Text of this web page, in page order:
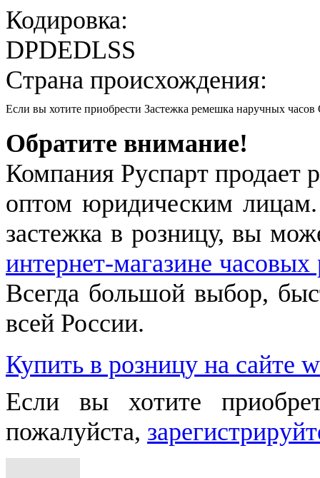
Кодировка:
DPDEDLSS
Страна происхождения:
Если вы хотите приобрести Застежка ремешка наручных
Обратите внимание!
Компания Руспарт продает
оптом юридическим
застежка в розницу, вы
интернет-магазине
Всегда большой выбор,
всей России.
Купить в розницу на сайте
Если вы хотите
пожалуйста,